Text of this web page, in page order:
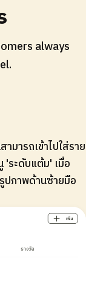
always
มารถเข้าไปใส่ราย
'ระดับแต้ม' เมื่อ
ปภาพด้านซ้ายมือ